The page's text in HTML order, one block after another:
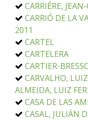
CARRIÉRE,
CARRIÓ DE LA
2011
CARTEL
CARTELERA
CARTIER-
CARVALHO,
ALMEIDA, LUIZ
CASA DE LAS
CASAL, JULIÁN